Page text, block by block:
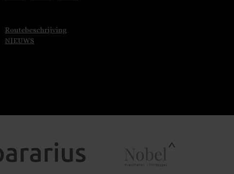
Routebeschrijving
NIEUWS